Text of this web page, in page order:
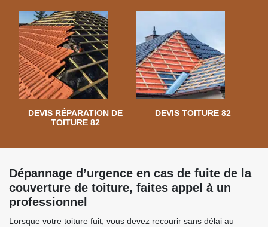
DEVIS RÉPARATION DE
TOITURE 82
DEVIS TOITURE 82
Dépannage d’urgence en cas de fuite de la
couverture de toiture, faites appel à un
professionnel
Lorsque votre toiture fuit, vous devez recourir sans délai au